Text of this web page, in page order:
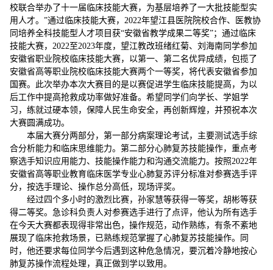
校联合举办了十一届临床技能大赛，为基层培养了一大批技能型实
用人才。”通过临床技能大赛，2022年望江县医院院校合作、医教协
同培养全科技能型人才项目获“安徽省教学成果二等奖”；通过临床
技能大赛，2022至2023年度，望江教改班绪红菊、刘海南同学参加
安徽省职业院校临床技能大赛，以第一、第二名优异成绩，包揽了
安徽省高等职业院校临床技能大赛两个一等奖，将代表安徽省参加
国赛。此次举办本次大赛目的是以赛促进学生临床技能提高，为以
后工作中提高抢救成功率做好准备。希望同学们向学长、学姐学
习，练就过硬本领，保障人民生命安全，再创新辉煌，并预祝本次
大赛圆满成功。
本届大赛分两部分，第一部分病案理论考试，主要测试选手综
合分析能力和临床思维能力。第二部分心肺复苏技能操作，重点考
察选手知识应用能力、技能操作能力和沟通交流能力。按照2022年
安徽省高等职业教育临床医学专业心肺复苏评分标准对参赛选手评
分，按选手理论、操作总分高低，现场评奖。
经过四个多小时的激烈比赛，孙家慧等获得一等奖，胡彬等获
得二等奖。急诊科负责人对参赛选手进行了点评，他认为所有选手
在今天大赛都表现得非常出色，操作规范，动作熟练，有条不紊地
展现了临床抢救场景，已熟练规范掌握了心肺复苏技能操作。同
时，他还要求每位同学今后遇到这种危急情况，要沉着冷静地按心
肺复苏操作流程处理，真正做到学以致用。